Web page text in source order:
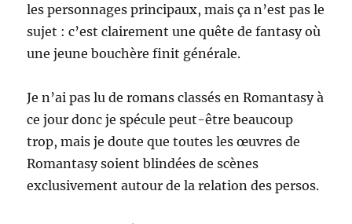
les personnages principaux, mais ça n’est pas le
sujet : c’est clairement une quête de fantasy où
une jeune bouchère finit générale.
Je n’ai pas lu de romans classés en Romantasy à
ce jour donc je spécule peut-être beaucoup
trop, mais je doute que toutes les œuvres de
Romantasy soient blindées de scènes
exclusivement autour de la relation des persos.